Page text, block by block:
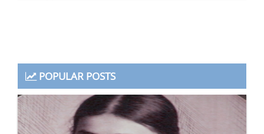
POPULAR POSTS